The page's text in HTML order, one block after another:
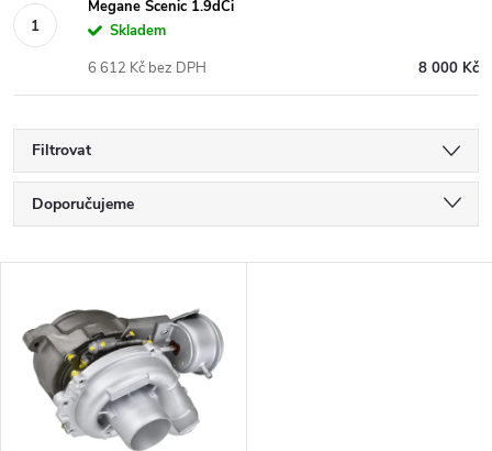
Megane Scenic 1.9dCi
Skladem
8 000 Kč
6 612 Kč bez DPH
Filtrovat
Ř
a
z
e
Doporučujeme
Nejprodávanější
Abecedně
ý
p